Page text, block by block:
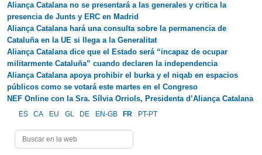
Aliança Catalana no se presentará a las generales y critica la
presencia de Junts y ERC en Madrid
Aliança Catalana hará una consulta sobre la permanencia de
Cataluña en la UE si llega a la Generalitat
Aliança Catalana dice que el Estado será “incapaz de ocupar
militarmente Cataluña” cuando declaren la independencia
Aliança Catalana apoya prohibir el burka y el niqab en espacios
públicos como se votará este martes en el Congreso
NEF Online con la Sra. Sílvia Orriols, Presidenta d’Aliança Catalana
ES CA EU GL DE EN-GB FR PT-PT